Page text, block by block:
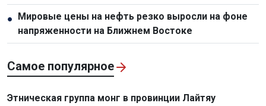
●
Мировые цены на нефть резко выросли на фоне
напряженности на Ближнем Востоке
Самое популярное
Этническая группа монг в провинции Лайтяу